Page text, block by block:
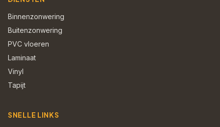
Binnenzonwering
Buitenzonwering
PVC vloeren
Laminaat
Vinyl
Tapijt
SNELLE LINKS